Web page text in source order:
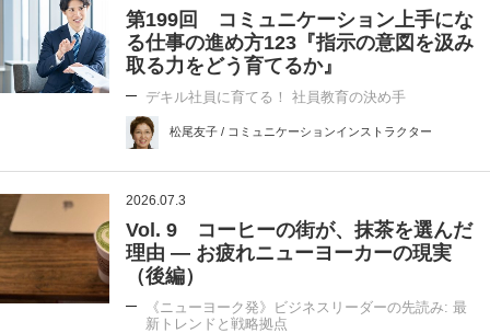
第199回 コミュニケーション上手にな
る仕事の進め方123『指示の意図を汲み
取る力をどう育てるか』
デキル社員に育てる！ 社員教育の決め手
松尾友子 / コミュニケーションインストラクター
2026.07.3
Vol. 9 コーヒーの街が、抹茶を選んだ
理由 ― お疲れニューヨーカーの現実
（後編）
《ニューヨーク発》ビジネスリーダーの先読み: 最
新トレンドと戦略拠点